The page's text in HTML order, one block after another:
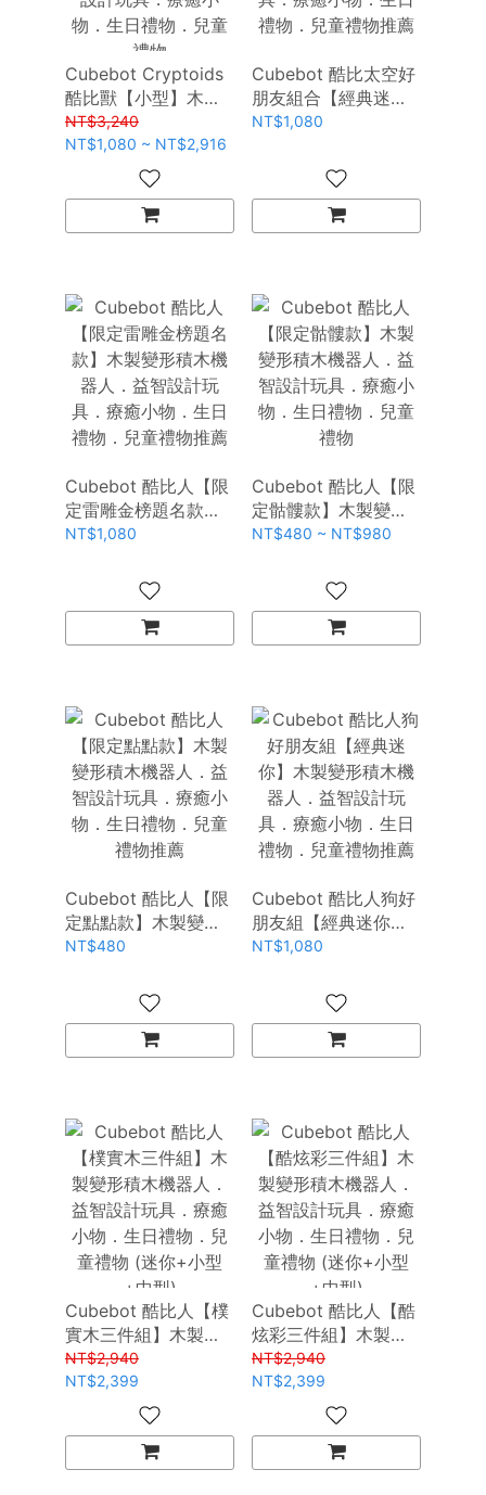
Cubebot Cryptoids
酷比獸【小型】木製
變形積木機器獸公
仔．益智設計玩具．
療癒小物．生日禮
物．兒童禮物
NT$3,240
NT$1,080 ~ NT$2,916
Cubebot 酷比太空好
朋友組合【經典迷
你】木製變形積木機
具．療癒小物．生日
禮物．兒童禮物推薦
NT$1,080
Cubebot 酷比人【限
定雷雕金榜題名款】
木製變形積木機器
療癒小物．生日禮
物．兒童禮物推薦
NT$1,080
Cubebot 酷比人【限
定骷髏款】木製變形
積木機器人．益智設
生日禮物．兒童禮物
NT$480 ~ NT$980
Cubebot 酷比人【限
定點點款】木製變形
積木機器人．益智設
生日禮物．兒童禮物
推薦
NT$480
Cubebot 酷比人狗好
朋友組【經典迷你】
木製變形積木機器
療癒小物．生日禮
物．兒童禮物推薦
NT$1,080
Cubebot 酷比人【樸
實木三件組】木製變
形積木機器人．益智
設計玩具．療癒小
物．生日禮物．兒童
禮物 (迷你+小型+中
NT$2,940
NT$2,399
Cubebot 酷比人【酷
炫彩三件組】木製變
形積木機器人．益智
設計玩具．療癒小
物．生日禮物．兒童
禮物 (迷你+小型+中
NT$2,940
NT$2,399